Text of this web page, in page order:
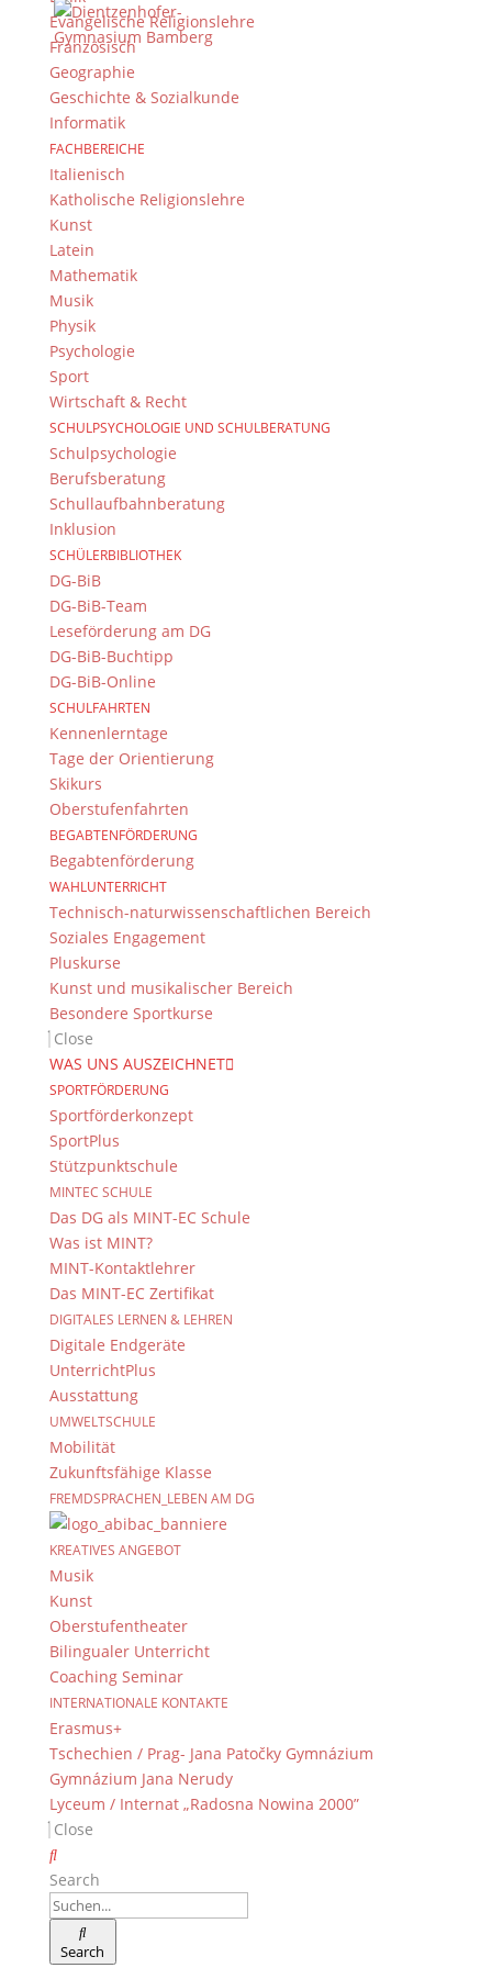
Evangelische Religionslehre
Französisch
Geographie
Geschichte & Sozialkunde
Informatik
FACHBEREICHE
Italienisch
Katholische Religionslehre
Kunst
Latein
Mathematik
Musik
Physik
Psychologie
Sport
Wirtschaft & Recht
SCHULPSYCHOLOGIE UND SCHULBERATUNG
Schulpsychologie
Berufsberatung
Schullaufbahnberatung
Inklusion
SCHÜLERBIBLIOTHEK
DG-BiB
DG-BiB-Team
Leseförderung am DG
DG-BiB-Buchtipp
DG-BiB-Online
SCHULFAHRTEN
Kennenlerntage
Tage der Orientierung
Skikurs
Oberstufenfahrten
BEGABTENFÖRDERUNG
Begabtenförderung
WAHLUNTERRICHT
Technisch-naturwissenschaftlichen Bereich
Soziales Engagement
Pluskurse
Kunst und musikalischer Bereich
Besondere Sportkurse
Close
WAS UNS AUSZEICHNET
SPORTFÖRDERUNG
Sportförderkonzept
SportPlus
Stützpunktschule
MINTEC SCHULE
Das DG als MINT-EC Schule
Was ist MINT?
MINT-Kontaktlehrer
Das MINT-EC Zertifikat
DIGITALES LERNEN & LEHREN
Digitale Endgeräte
UnterrichtPlus
Ausstattung
UMWELTSCHULE
Mobilität
Zukunftsfähige Klasse
FREMDSPRACHEN_LEBEN AM DG
KREATIVES ANGEBOT
Musik
Kunst
Oberstufentheater
Bilingualer Unterricht
Coaching Seminar
INTERNATIONALE KONTAKTE
Erasmus+
Tschechien / Prag- Jana Patočky Gymnázium
Gymnázium Jana Nerudy
Lyceum / Internat „Radosna Nowina 2000”
Close
Search
Search
Kontakt Webteam
Kontaktieren Sie das Webteam
© 2015-2017 Dientzenhofer-Gymnasium Bamberg -